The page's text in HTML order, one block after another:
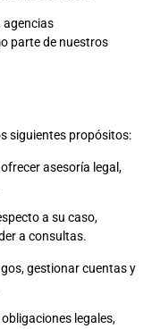
agencias
parte de nuestros
siguientes propósitos:
asesoría legal,
a su caso,
a consultas.
gestionar cuentas y
legales,